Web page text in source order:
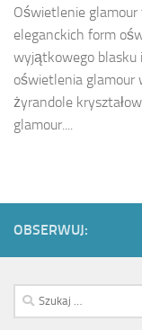
Oświetlenie glamour
eleganckich form
wyjątkowego blasku
oświetlenia glamour
żyrandole
glamour....
OBSERWUJ:
Szukaj: